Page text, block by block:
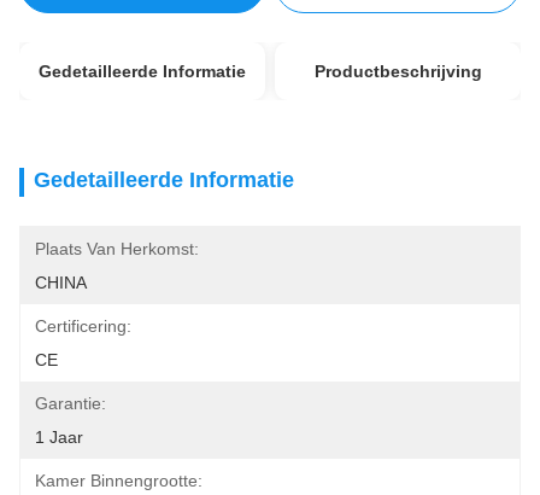
Gedetailleerde Informatie Productbeschrijving
Gedetailleerde Informatie
Plaats Van Herkomst:
CHINA
Certificering:
CE
Garantie:
1 Jaar
Kamer Binnengrootte: